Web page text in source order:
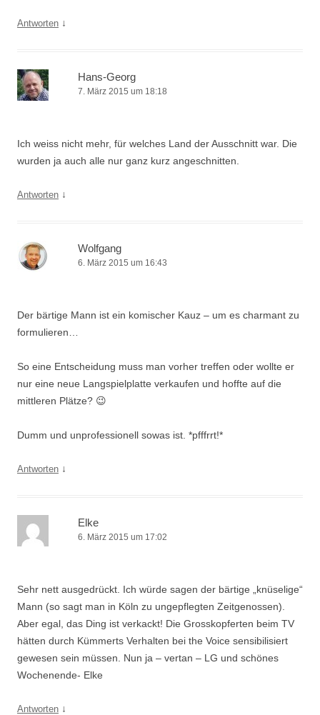
Antworten ↓
Hans-Georg
7. März 2015 um 18:18
Ich weiss nicht mehr, für welches Land der Ausschnitt war. Die
wurden ja auch alle nur ganz kurz angeschnitten.
Antworten ↓
Wolfgang
6. März 2015 um 16:43
Der bärtige Mann ist ein komischer Kauz – um es charmant zu
formulieren…
So eine Entscheidung muss man vorher treffen oder wollte er
nur eine neue Langspielplatte verkaufen und hoffte auf die
mittleren Plätze? 😉
Dumm und unprofessionell sowas ist. *pfffrrt!*
Antworten ↓
Elke
6. März 2015 um 17:02
Sehr nett ausgedrückt. Ich würde sagen der bärtige „knüselige“
Mann (so sagt man in Köln zu ungepflegten Zeitgenossen).
Aber egal, das Ding ist verkackt! Die Grosskopferten beim TV
hätten durch Kümmerts Verhalten bei the Voice sensibilisiert
gewesen sein müssen. Nun ja – vertan – LG und schönes
Wochenende- Elke
Antworten ↓